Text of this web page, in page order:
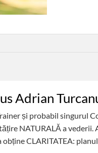
Adrian
și probabil singurul
NATURALĂ a vederii.
obține CLARITATEA: